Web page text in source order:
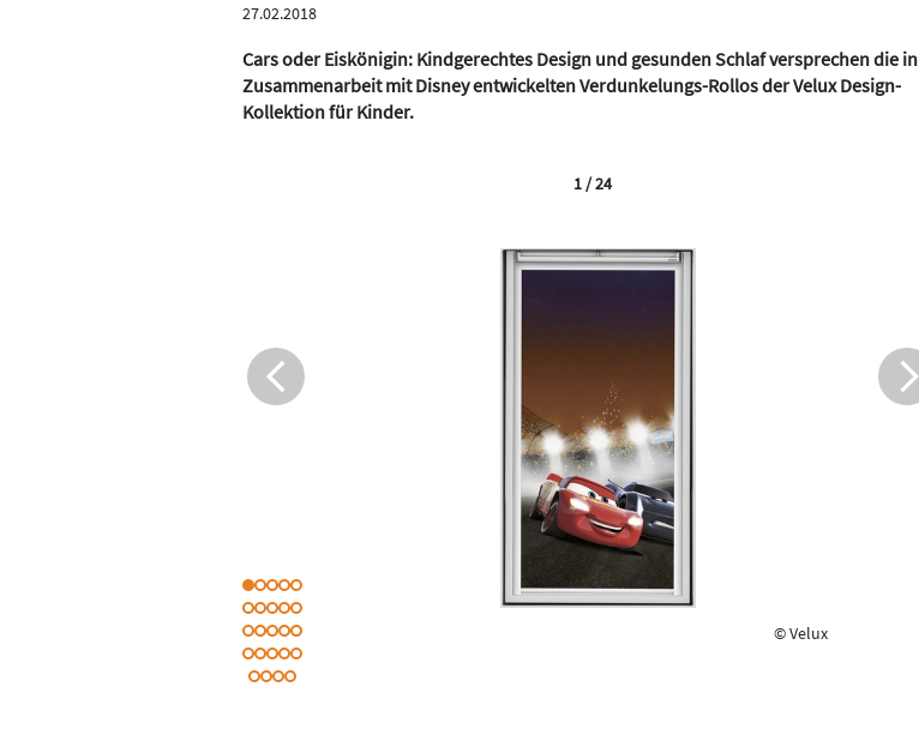
27.02.2018
Cars oder Eiskönigin: Kindgerechtes Design und gesunden Schlaf versprechen die in
Zusammenarbeit mit Disney entwickelten Verdunkelungs-Rollos der Velux Design-
Kollektion für Kinder.
© Velux
1 / 24